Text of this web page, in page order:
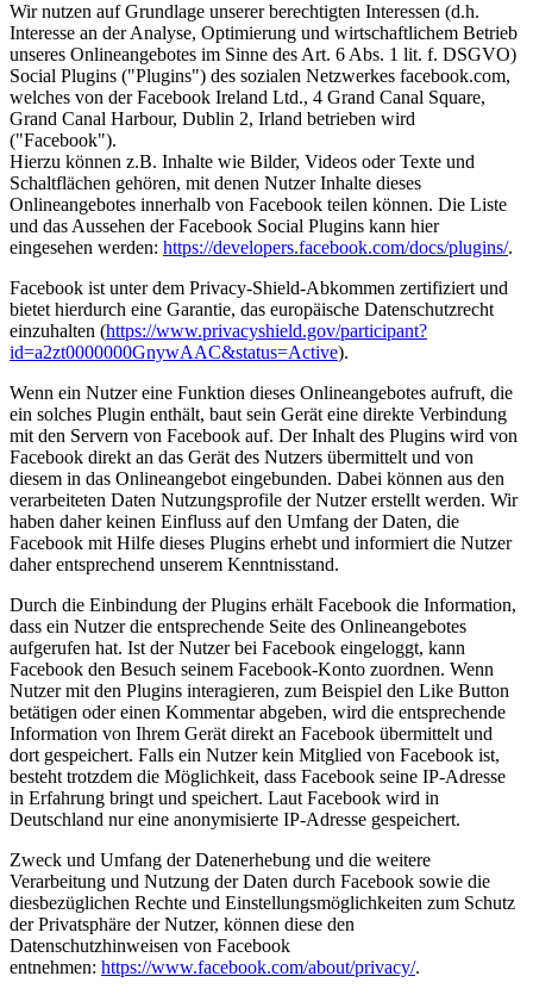
Wir nutzen auf Grundlage unserer berechtigten Interessen (d.h.
Interesse an der Analyse, Optimierung und wirtschaftlichem Betrieb
unseres Onlineangebotes im Sinne des Art. 6 Abs. 1 lit. f. DSGVO)
Social Plugins ("Plugins") des sozialen Netzwerkes facebook.com,
welches von der Facebook Ireland Ltd., 4 Grand Canal Square,
Grand Canal Harbour, Dublin 2, Irland betrieben wird
("Facebook").
Hierzu können z.B. Inhalte wie Bilder, Videos oder Texte und
Schaltflächen gehören, mit denen Nutzer Inhalte dieses
Onlineangebotes innerhalb von Facebook teilen können. Die Liste
und das Aussehen der Facebook Social Plugins kann hier
eingesehen werden: https://developers.facebook.com/docs/plugins/.
Facebook ist unter dem Privacy-Shield-Abkommen zertifiziert und
bietet hierdurch eine Garantie, das europäische Datenschutzrecht
einzuhalten (https://www.privacyshield.gov/participant?
id=a2zt0000000GnywAAC&status=Active).
Wenn ein Nutzer eine Funktion dieses Onlineangebotes aufruft, die
ein solches Plugin enthält, baut sein Gerät eine direkte Verbindung
mit den Servern von Facebook auf. Der Inhalt des Plugins wird von
Facebook direkt an das Gerät des Nutzers übermittelt und von
diesem in das Onlineangebot eingebunden. Dabei können aus den
verarbeiteten Daten Nutzungsprofile der Nutzer erstellt werden. Wir
haben daher keinen Einfluss auf den Umfang der Daten, die
Facebook mit Hilfe dieses Plugins erhebt und informiert die Nutzer
daher entsprechend unserem Kenntnisstand.
Durch die Einbindung der Plugins erhält Facebook die Information,
dass ein Nutzer die entsprechende Seite des Onlineangebotes
aufgerufen hat. Ist der Nutzer bei Facebook eingeloggt, kann
Facebook den Besuch seinem Facebook-Konto zuordnen. Wenn
Nutzer mit den Plugins interagieren, zum Beispiel den Like Button
betätigen oder einen Kommentar abgeben, wird die entsprechende
Information von Ihrem Gerät direkt an Facebook übermittelt und
dort gespeichert. Falls ein Nutzer kein Mitglied von Facebook ist,
besteht trotzdem die Möglichkeit, dass Facebook seine IP-Adresse
in Erfahrung bringt und speichert. Laut Facebook wird in
Deutschland nur eine anonymisierte IP-Adresse gespeichert.
Zweck und Umfang der Datenerhebung und die weitere
Verarbeitung und Nutzung der Daten durch Facebook sowie die
diesbezüglichen Rechte und Einstellungsmöglichkeiten zum Schutz
der Privatsphäre der Nutzer, können diese den
Datenschutzhinweisen von Facebook
entnehmen: https://www.facebook.com/about/privacy/.